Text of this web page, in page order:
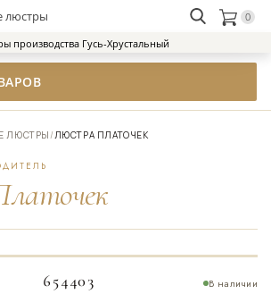
люстры
0
производства Гусь-Хрустальный
НАЙТИ
ЛЮСТРЫ/ЛЮСТРА ПЛАТОЧЕК
654403 В наличии